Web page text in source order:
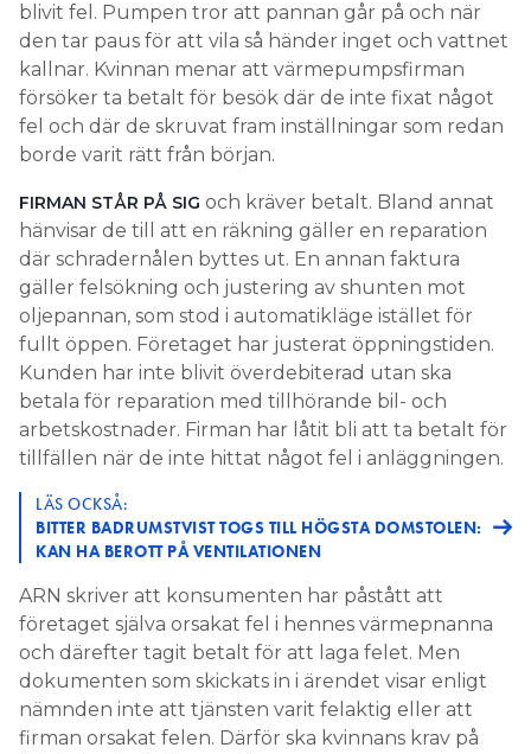
blivit fel. Pumpen tror att pannan går på och när
den tar paus för att vila så händer inget och vattnet
kallnar. Kvinnan menar att värmepumpsfirman
försöker ta betalt för besök där de inte fixat något
fel och där de skruvat fram inställningar som redan
borde varit rätt från början.
FIRMAN STÅR PÅ SIG och kräver betalt. Bland annat
hänvisar de till att en räkning gäller en reparation
där schradernålen byttes ut. En annan faktura
gäller felsökning och justering av shunten mot
oljepannan, som stod i automatikläge istället för
fullt öppen. Företaget har justerat öppningstiden.
Kunden har inte blivit överdebiterad utan ska
betala för reparation med tillhörande bil- och
arbetskostnader. Firman har låtit bli att ta betalt för
tillfällen när de inte hittat något fel i anläggningen.
LÄS OCKSÅ:
BITTER BADRUMSTVIST TOGS TILL HÖGSTA DOMSTOLEN:
KAN HA BEROTT PÅ VENTILATIONEN
ARN skriver att konsumenten har påstått att
företaget själva orsakat fel i hennes värmepnanna
och därefter tagit betalt för att laga felet. Men
dokumenten som skickats in i ärendet visar enligt
nämnden inte att tjänsten varit felaktig eller att
firman orsakat felen. Därför ska kvinnans krav på